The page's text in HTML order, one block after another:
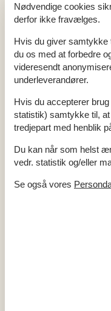
En sommerhusferie i
man kan nyde samværet
sommerdage, omsluttet
gennem klitterne og
i sig selv.
OmNordjylland
Nødvendige cookies
derfor ikke fravælges.
Hvis du giver
du os med at forbedre
videresendt
underleverandører.
Hvis du accepterer
statistik) samtykke til,
tredjepart med henblik
Du kan når som helst
vedr. statistik og/eller
Se også vores